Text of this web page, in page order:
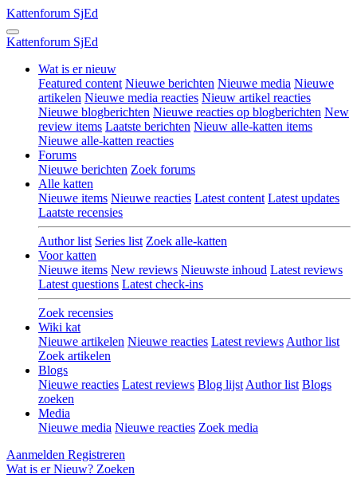
Kattenforum SjEd
Kattenforum SjEd
Wat is er nieuw
Featured content Nieuwe berichten Nieuwe media Nieuwe
artikelen Nieuwe media reacties Nieuw artikel reacties
Nieuwe blogberichten Nieuwe reacties op blogberichten New
review items Laatste berichten Nieuw alle-katten items
Nieuwe alle-katten reacties
Forums
Nieuwe berichten Zoek forums
Alle katten
Nieuwe items Nieuwe reacties Latest content Latest updates
Laatste recensies
Author list Series list Zoek alle-katten
Voor katten
Nieuwe items New reviews Nieuwste inhoud Latest reviews
Latest questions Latest check-ins
Zoek recensies
Wiki kat
Nieuwe artikelen Nieuwe reacties Latest reviews Author list
Zoek artikelen
Blogs
Nieuwe reacties Latest reviews Blog lijst Author list Blogs
zoeken
Media
Nieuwe media Nieuwe reacties Zoek media
Aanmelden Registreren
Wat is er Nieuw? Zoeken